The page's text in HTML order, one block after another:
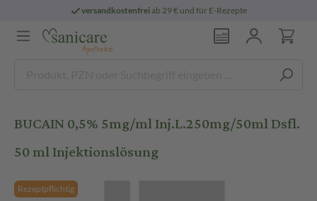
versandkostenfreiab 29 € und für E-Rezepte
BUCAIN 0,5% 5mg/ml Inj.L.250mg/50ml Dsfl.
50 ml Injektionslösung
Rezeptpflichtig